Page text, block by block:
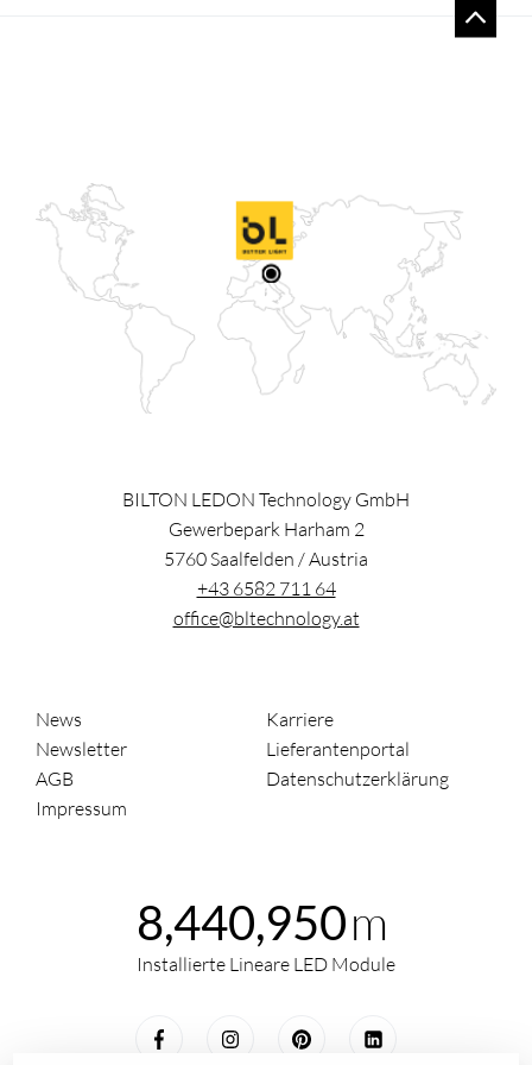
BILTON LEDON Technology GmbH
Gewerbepark Harham 2
5760Saalfelden /Austria
+43 6582 711 64
office@bltechnology.at
News
Karriere
Newsletter
Lieferantenportal
AGB
Datenschutzerklärung
Impressum
8,440,950m
Installierte Lineare LED Module